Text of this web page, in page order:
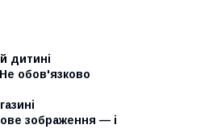
дитині
обов'язково
зображення — і